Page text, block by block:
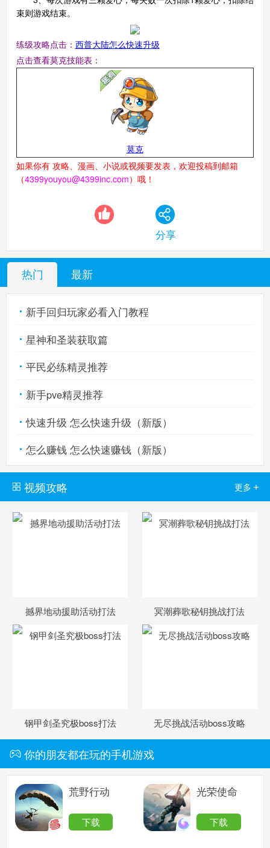
西普大陆手机版
束则游戏结束。
练级攻略点击： 西普大陆怎么快速升级
点击查看莫克技能表：
莫克
如果你有 攻略、漫画、小说或视频要发表，欢迎投稿到邮箱
（4399youyou@4399inc.com）哦！
分享
热门 最新
新手回归玩家必看入门教程
星神和圣装获取篇
平民必练精灵推荐
新手pve精灵推荐
快速升级 怎么快速升级（新版）
怎么赚钱 怎么快速赚钱（新版）
视频攻略 更多 +
撼界地动援助活动打法 冥潮葬歌秘钥挑战打法
钢甲剑圣究极boss打法 无尽挑战活动boss攻略
你的朋友都在玩的手机游戏
荒野行动
下载
光荣使命
下载